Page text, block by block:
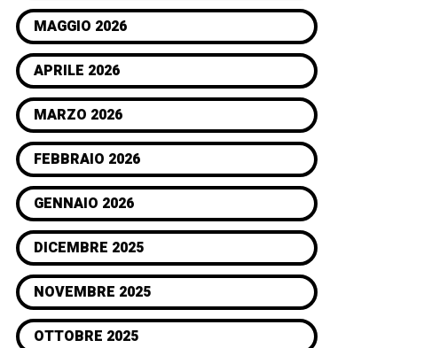
MAGGIO 2026
APRILE 2026
MARZO 2026
FEBBRAIO 2026
GENNAIO 2026
DICEMBRE 2025
NOVEMBRE 2025
OTTOBRE 2025